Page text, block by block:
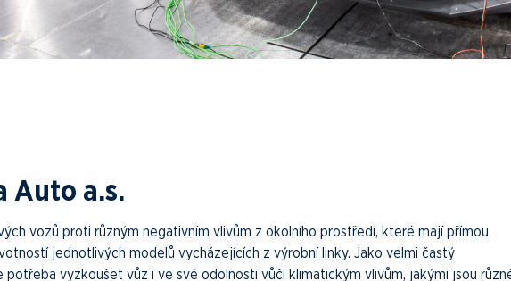
Auto a.s.
vozů proti různým negativním vlivům z okolního prostředí, které mají přímou
jednotlivých modelů vycházejících z výrobní linky. Jako velmi častý
vyzkoušet vůz i ve své odolnosti vůči klimatickým vlivům, jakými jsou